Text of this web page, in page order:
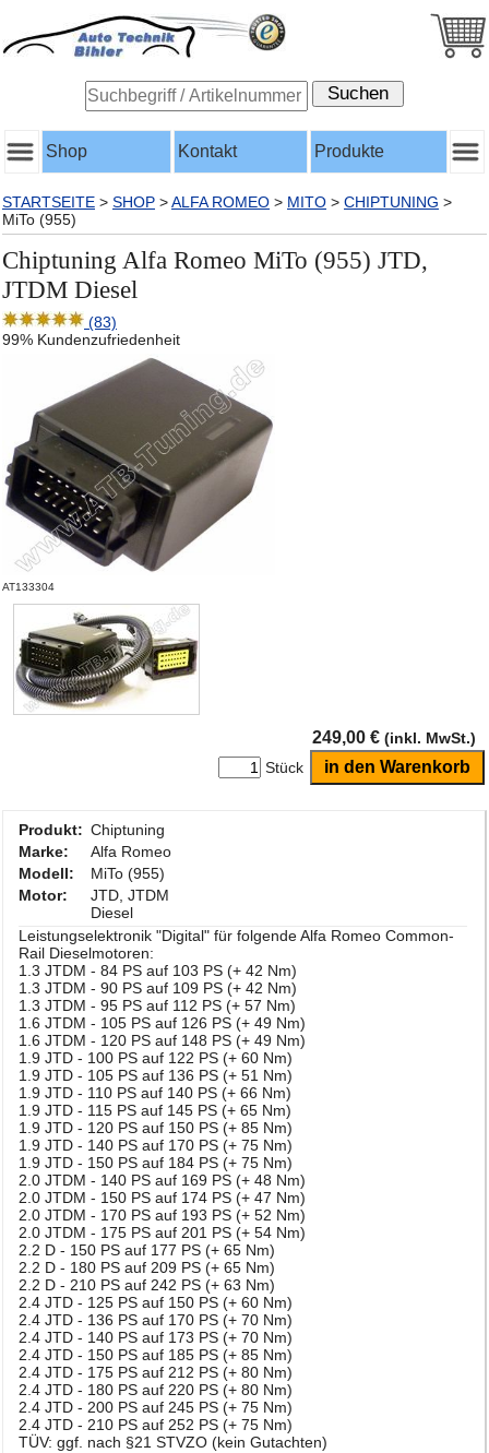
Shop Kontakt Produkte
STARTSEITE > SHOP >ALFA ROMEO > MITO > CHIPTUNING >
MiTo (955)
Chiptuning Alfa Romeo MiTo (955) JTD,
JTDM Diesel
(83)
99% Kundenzufriedenheit
AT133304
249,00 € (inkl. MwSt.)
Stück
Produkt: Chiptuning
Marke:
Alfa Romeo
Modell:
MiTo (955)
Motor:
JTD, JTDM
Diesel
Leistungselektronik "Digital" für folgende Alfa Romeo Common-
Rail Dieselmotoren:
1.3 JTDM - 84 PS auf 103 PS (+ 42 Nm)
1.3 JTDM - 90 PS auf 109 PS (+ 42 Nm)
1.3 JTDM - 95 PS auf 112 PS (+ 57 Nm)
1.6 JTDM - 105 PS auf 126 PS (+ 49 Nm)
1.6 JTDM - 120 PS auf 148 PS (+ 49 Nm)
1.9 JTD - 100 PS auf 122 PS (+ 60 Nm)
1.9 JTD - 105 PS auf 136 PS (+ 51 Nm)
1.9 JTD - 110 PS auf 140 PS (+ 66 Nm)
1.9 JTD - 115 PS auf 145 PS (+ 65 Nm)
1.9 JTD - 120 PS auf 150 PS (+ 85 Nm)
1.9 JTD - 140 PS auf 170 PS (+ 75 Nm)
1.9 JTD - 150 PS auf 184 PS (+ 75 Nm)
2.0 JTDM - 140 PS auf 169 PS (+ 48 Nm)
2.0 JTDM - 150 PS auf 174 PS (+ 47 Nm)
2.0 JTDM - 170 PS auf 193 PS (+ 52 Nm)
2.0 JTDM - 175 PS auf 201 PS (+ 54 Nm)
2.2 D - 150 PS auf 177 PS (+ 65 Nm)
2.2 D - 180 PS auf 209 PS (+ 65 Nm)
2.2 D - 210 PS auf 242 PS (+ 63 Nm)
2.4 JTD - 125 PS auf 150 PS (+ 60 Nm)
2.4 JTD - 136 PS auf 170 PS (+ 70 Nm)
2.4 JTD - 140 PS auf 173 PS (+ 70 Nm)
2.4 JTD - 150 PS auf 185 PS (+ 85 Nm)
2.4 JTD - 175 PS auf 212 PS (+ 80 Nm)
2.4 JTD - 180 PS auf 220 PS (+ 80 Nm)
2.4 JTD - 200 PS auf 245 PS (+ 75 Nm)
2.4 JTD - 210 PS auf 252 PS (+ 75 Nm)
TÜV: ggf. nach §21 STVZO (kein Gutachten)